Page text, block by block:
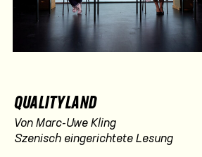
QUALITYLAND
Von Marc-Uwe Kling
Szenisch eingerichtete Lesung